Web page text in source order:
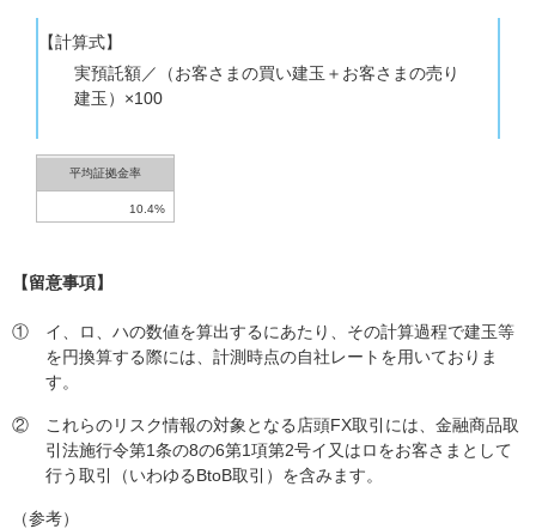
【計算式】
実預託額／（お客さまの買い建玉＋お客さまの売り
建玉）×100
平均証拠金率
10.4%
【留意事項】
①
イ、ロ、ハの数値を算出するにあたり、その計算過程で建玉等
を円換算する際には、計測時点の自社レートを用いておりま
す。
②
これらのリスク情報の対象となる店頭FX取引には、金融商品取
引法施行令第1条の8の6第1項第2号イ又はロをお客さまとして
行う取引（いわゆるBtoB取引）を含みます。
（参考）